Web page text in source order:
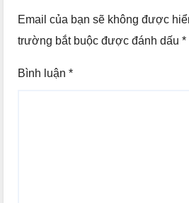
Email của bạn sẽ không được
trường bắt buộc được đánh dấu *
Bình luận *